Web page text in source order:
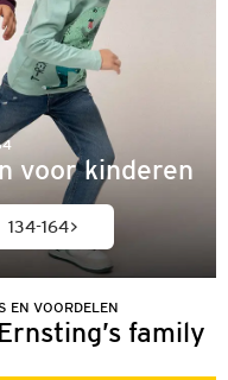
voor kinderen
134-164
EN VOORDELEN
family